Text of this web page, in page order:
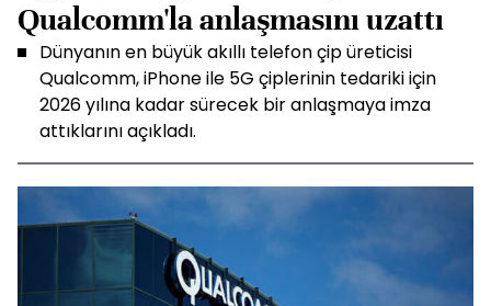
Qualcomm'la anlaşmasını uzattı
Dünyanın en büyük akıllı telefon çip üreticisi
Qualcomm, iPhone ile 5G çiplerinin tedariki için
2026 yılına kadar sürecek bir anlaşmaya imza
attıklarını açıkladı.